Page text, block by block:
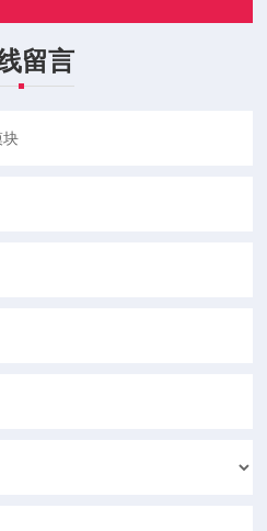
留言